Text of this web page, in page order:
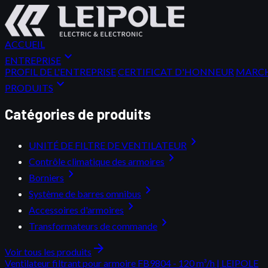
ACCUEIL
ENTREPRISE expand_more
PROFIL DE L'ENTREPRISECERTIFICAT D'HONNEUR
PRODUITS expand_more
Catégories de produits
UNITÉ DE FILTRE DE VENTILATEUR chevron_right
Contrôle climatique des armoires chevron_right
Borniers chevron_right
Système de barres omnibus chevron_right
Accessoires d'armoires chevron_right
Transformateurs de commande chevron_right
Voir tous les produits arrow_forward
Ventilateur filtrant pour armoire FB9804 - 120 m³/h | LEIPOLE